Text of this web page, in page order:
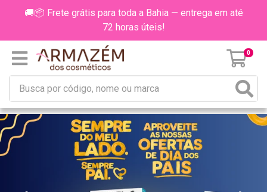
🚚📦 Frete grátis para toda a Bahia — entrega em até
72 horas úteis!
0